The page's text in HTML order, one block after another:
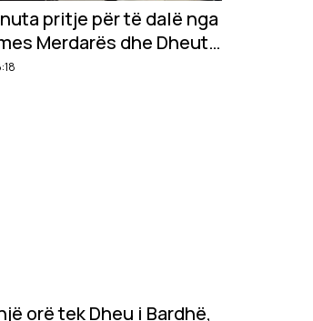
pritje për të dalë nga
Merdarës dhe Dheut
i Bardhë,